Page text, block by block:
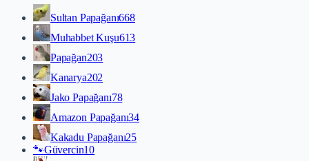
Sultan Papağanı668
Muhabbet Kuşu613
Papağan203
Kanarya202
Jako Papağanı78
Amazon Papağanı34
Kakadu Papağanı25
🐾Güvercin10